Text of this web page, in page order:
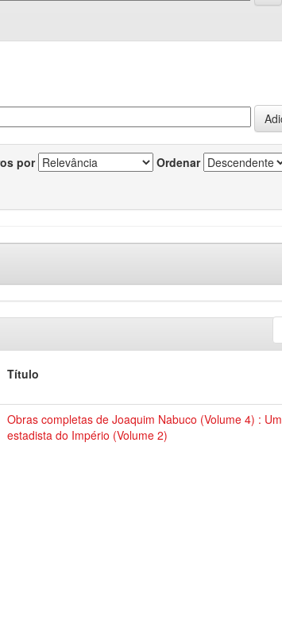
por Ordenar
Título
Obras completas de Joaquim Nabuco (Volume 4) : Um
estadista do Império (Volume 2)